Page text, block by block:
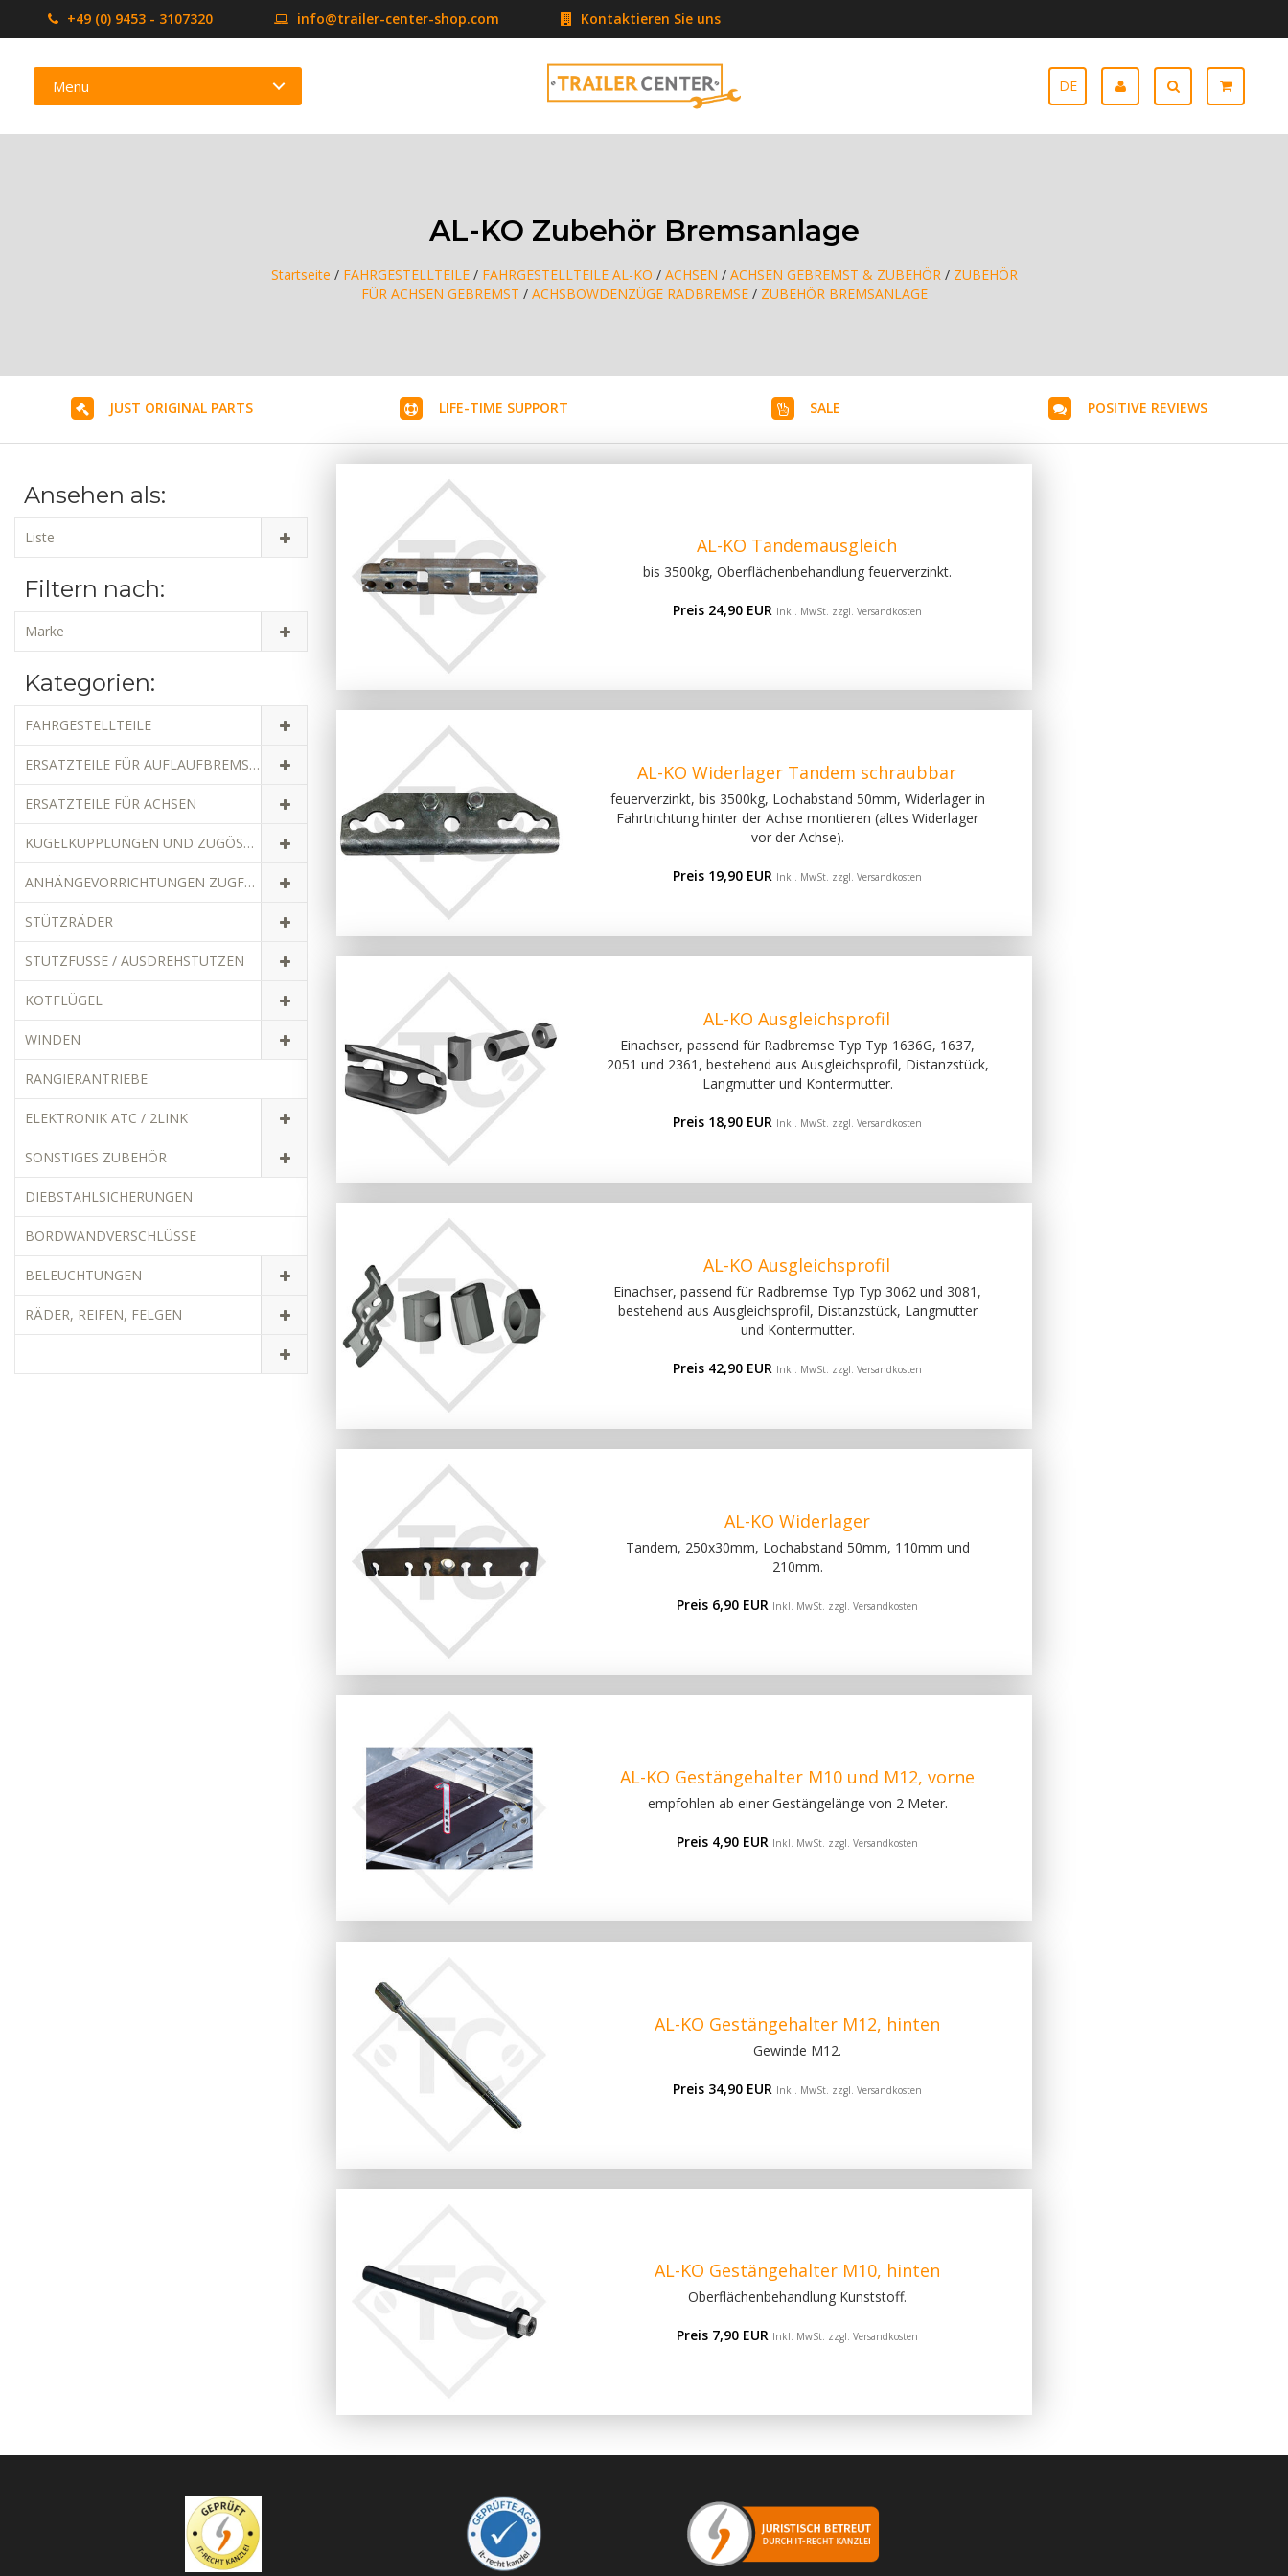
+49 (0) 9453 - 3107320 info@trailer-center-shop.com Kontaktieren Sie uns
Menu DE
AL-KO Zubehör Bremsanlage
Startseite / FAHRGESTELLTEILE/ FAHRGESTELLTEILE AL-KO / ACHSEN / ACHSEN GEBREMST & ZUBEHÖR / ZUBEHÖR
FÜR ACHSEN GEBREMST / ACHSBOWDENZÜGE RADBREMSE/ ZUBEHÖR BREMSANLAGE
JUST ORIGINAL PARTS LIFE-TIME SUPPORT SALE POSITIVE REVIEWS
Ansehen als:
Liste
Filtern nach:
Marke
Kategorien:
FAHRGESTELLTEILE
ERSATZTEILE FÜR AUFLAUFBREMSEN
ERSATZTEILE FÜR ACHSEN
KUGELKUPPLUNGEN UND ZUGÖSEN
ANHÄNGEVORRICHTUNGEN ZUGFAHRZEUGE
STÜTZRÄDER
STÜTZFÜSSE / AUSDREHSTÜTZEN
KOTFLÜGEL
WINDEN
RANGIERANTRIEBE
ELEKTRONIK ATC / 2LINK
SONSTIGES ZUBEHÖR
DIEBSTAHLSICHERUNGEN
BORDWANDVERSCHLÜSSE
BELEUCHTUNGEN
RÄDER, REIFEN, FELGEN
AL-KO Tandemausgleich
bis 3500kg, Oberflächenbehandlung feuerverzinkt.
Preis 24,90 EUR Inkl. MwSt. zzgl. Versandkosten
AL-KO Widerlager Tandem schraubbar
feuerverzinkt, bis 3500kg, Lochabstand 50mm, Widerlager in
Fahrtrichtung hinter der Achse montieren (altes Widerlager
vor der Achse).
Preis 19,90 EUR Inkl. MwSt. zzgl. Versandkosten
AL-KO Ausgleichsprofil
Einachser, passend für Radbremse Typ Typ 1636G, 1637,
2051 und 2361, bestehend aus Ausgleichsprofil, Distanzstück,
Langmutter und Kontermutter.
Preis 18,90 EUR Inkl. MwSt. zzgl. Versandkosten
AL-KO Ausgleichsprofil
Einachser, passend für Radbremse Typ Typ 3062 und 3081,
bestehend aus Ausgleichsprofil, Distanzstück, Langmutter
und Kontermutter.
Preis 42,90 EUR Inkl. MwSt. zzgl. Versandkosten
AL-KO Widerlager
Tandem, 250x30mm, Lochabstand 50mm, 110mm und
210mm.
Preis 6,90 EUR Inkl. MwSt. zzgl. Versandkosten
AL-KO Gestängehalter M10 und M12, vorne
empfohlen ab einer Gestängelänge von 2 Meter.
Preis 4,90 EUR Inkl. MwSt. zzgl. Versandkosten
AL-KO Gestängehalter M12, hinten
Gewinde M12.
Preis 34,90 EUR Inkl. MwSt. zzgl. Versandkosten
AL-KO Gestängehalter M10, hinten
Oberflächenbehandlung Kunststoff.
Preis 7,90 EUR Inkl. MwSt. zzgl. Versandkosten